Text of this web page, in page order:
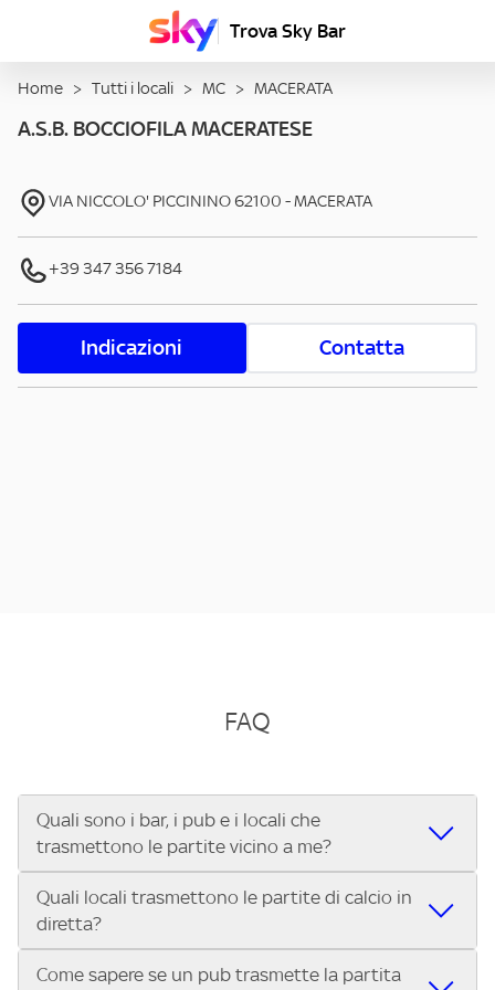
Trova Sky Bar
Home > Tutti i locali > MC > MACERATA
A.S.B. BOCCIOFILA MACERATESE
VIA NICCOLO' PICCININO62100 -MACERATA
+39 347 356 7184
Indicazioni Contatta
FAQ
Quali sono i bar, i pub e i locali che
trasmettono le partite vicino a me?
Se cerchi un bar, pub, ristorante o locale vicino a te per
vedere le partite di Serie A ENILIVE, la Serie C Sky Wifi, la
UEFA Champions League, la UEFA Europa League, la UEFA
Conference League, il Tennis, la Formula 1®, la MotoGP™ e
Quali locali trasmettono le partite di calcio in
diretta?
Vuoi sapere quali bar, pub o ristoranti mostrano le partite
Come sapere se un pub trasmette la partita